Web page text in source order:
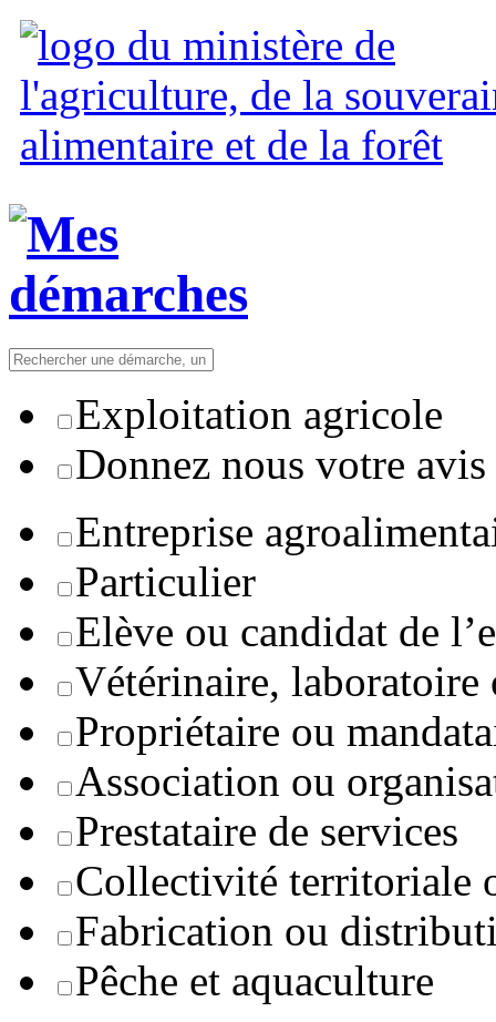
Exploitation agricole
Donnez nous votre avis
Entreprise
Particulier
Elève ou candidat de
Vétérinaire, laboratoire
Propriétaire ou
Association ou
Prestataire de services
Collectivité territoriale
Fabrication ou
Pêche et aquaculture